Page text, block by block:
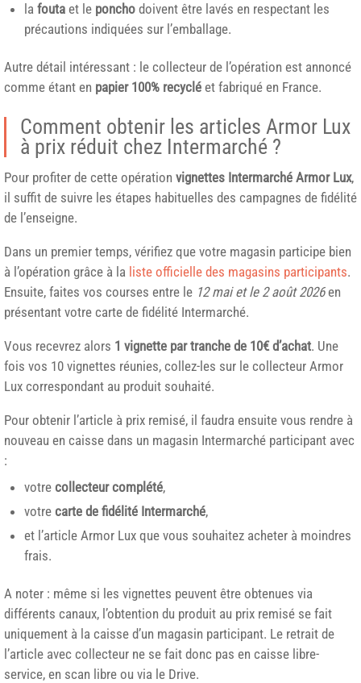
la fouta et le poncho doivent être lavés en respectant les
précautions indiquées sur l’emballage.
Autre détail intéressant : le collecteur de l’opération est annoncé
comme étant en papier 100% recyclé et fabriqué en France.
Comment obtenir les articles Armor Lux
à prix réduit chez Intermarché ?
Pour profiter de cette opération vignettes Intermarché Armor Lux,
il suffit de suivre les étapes habituelles des campagnes de fidélité
de l’enseigne.
Dans un premier temps, vérifiez que votre magasin participe bien
à l’opération grâce à la liste officielle des magasins participants.
Ensuite, faites vos courses entre le 12 mai et le 2 août 2026en
présentant votre carte de fidélité Intermarché.
Vous recevrez alors 1 vignette par tranche de 10€ d’achat. Une
fois vos 10 vignettes réunies, collez-les sur le collecteur Armor
Lux correspondant au produit souhaité.
Pour obtenir l’article à prix remisé, il faudra ensuite vous rendre à
nouveau en caisse dans un magasin Intermarché participant avec
:
votre collecteur complété,
votre carte de fidélité Intermarché,
et l’article Armor Lux que vous souhaitez acheter à moindres
frais.
A noter : même si les vignettes peuvent être obtenues via
différents canaux, l’obtention du produit au prix remisé se fait
uniquement à la caisse d’un magasin participant. Le retrait de
l’article avec collecteur ne se fait donc pas en caisse libre-
service, en scan libre ou via le Drive.